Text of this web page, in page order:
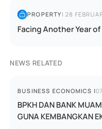
PROPERTY|28
Facing Another Year
NEWS RELATED
BUSINESS ECONOMICS |
BPKH DAN BANK
GUNA KEMBANGKAN